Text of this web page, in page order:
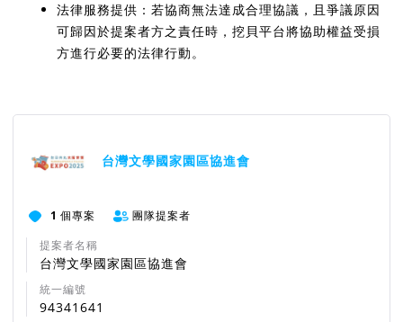
法律服務提供：若協商無法達成合理協議，且爭議原因
可歸因於提案者方之責任時，挖貝平台將協助權益受損
方進行必要的法律行動。
台灣文學國家園區協進會
1 個專案
團隊提案者
提案者名稱
台灣文學國家園區協進會
統一編號
94341641